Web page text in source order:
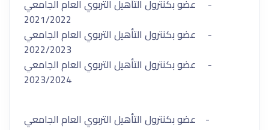
- عضو بكنترول التأهيل التربوي العام الجامعي
2021/2022
- عضو بكنترول التأهيل التربوي العام الجامعي
2022/2023
- عضو بكنترول التأهيل التربوي العام الجامعي
2023/2024
- عضو بكنترول التأهيل التربوي العام الجامعي